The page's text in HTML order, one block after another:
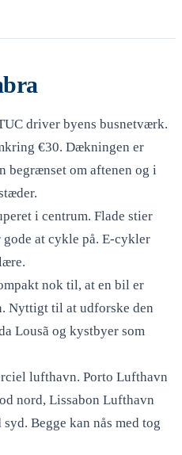
driver byens busnetværk.
€30. Dækningen er
begrænset om aftenen og i
i centrum. Flade stier
at cykle på. E-cykler
nok til, at en bil er
Nyttigt til at udforske den
Lousã og kystbyer som
lufthavn. Porto Lufthavn
nord, Lissabon Lufthavn
Begge kan nås med tog